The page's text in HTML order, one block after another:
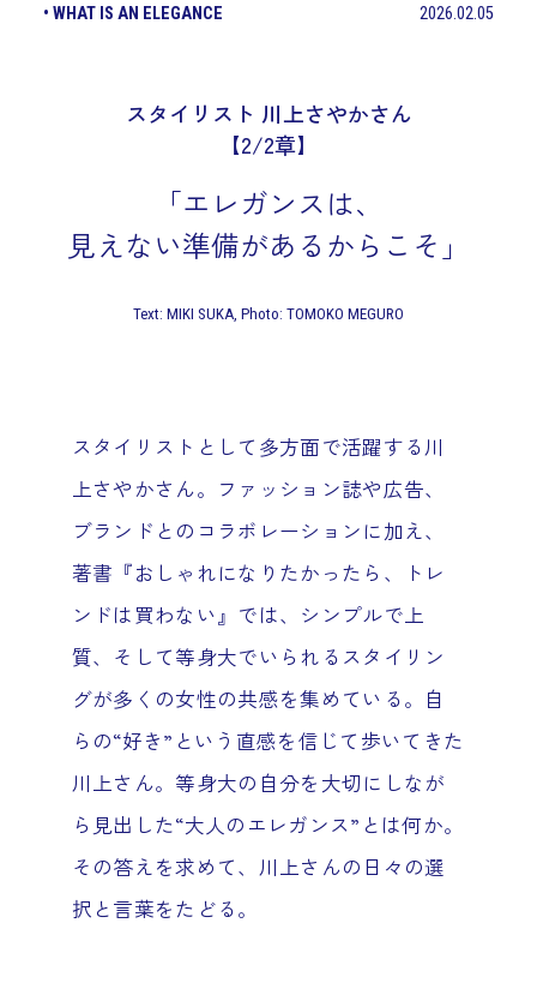
• WHAT IS AN ELEGANCE 2026.02.05
スタイリスト 川上さやかさん
【2/2章】
「エレガンスは、
見えない準備があるからこそ」
Text: MIKI SUKA, Photo: TOMOKO MEGURO
スタイリストとして多方面で活躍する川
上さやかさん。ファッション誌や広告、
ブランドとのコラボレーションに加え、
著書『おしゃれになりたかったら、トレ
ンドは買わない』では、シンプルで上
質、そして等身大でいられるスタイリン
グが多くの女性の共感を集めている。自
らの“好き”という直感を信じて歩いてきた
川上さん。等身大の自分を大切にしなが
ら見出した“大人のエレガンス”とは何か。
その答えを求めて、川上さんの日々の選
択と言葉をたどる。